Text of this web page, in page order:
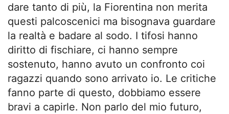
dare tanto di più, la Fiorentina non merita
questi palcoscenici ma bisognava guardare
la realtà e badare al sodo. I tifosi hanno
diritto di fischiare, ci hanno sempre
sostenuto, hanno avuto un confronto coi
ragazzi quando sono arrivato io. Le critiche
fanno parte di questo, dobbiamo essere
bravi a capirle. Non parlo del mio futuro,